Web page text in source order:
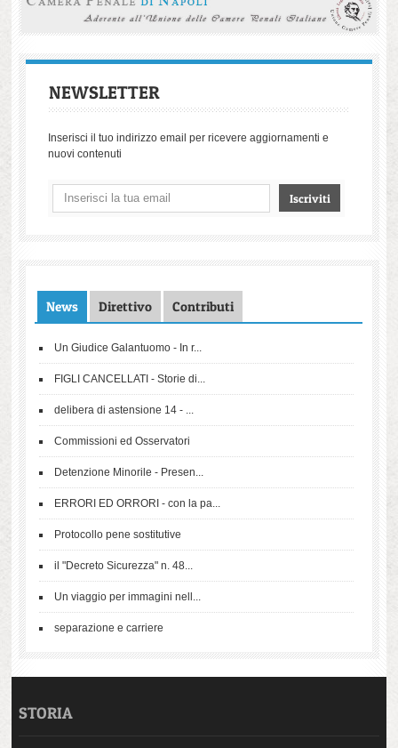
NEWSLETTER
Inserisci il tuo indirizzo email per ricevere aggiornamenti e
nuovi contenuti
News Direttivo Contributi
Un Giudice Galantuomo - In r...
FIGLI CANCELLATI - Storie di...
delibera di astensione 14 - ...
Commissioni ed Osservatori
Detenzione Minorile - Presen...
ERRORI ED ORRORI - con la pa...
Protocollo pene sostitutive
il "Decreto Sicurezza" n. 48...
Un viaggio per immagini nell...
separazione e carriere
STORIA